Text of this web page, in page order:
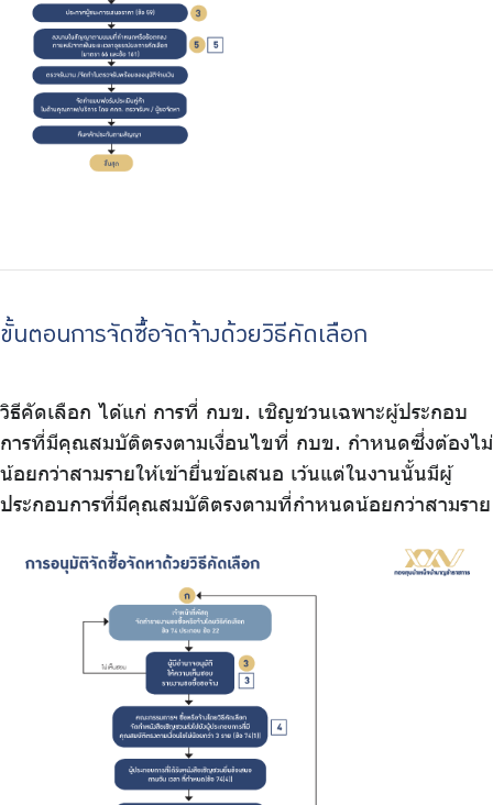
ขั้นตอนการจัดซื้อจัดจ้างด้วยวิธีคัดเลือก
วิธีคัดเลือก ได้แก่ การที่ กบข. เชิญชวนเฉพาะผู้ประกอบ
การที่มีคุณสมบัติตรงตามเงื่อนไขที่ กบข. กำหนดซึ่งต้องไม่
น้อยกว่าสามรายให้เข้ายื่นข้อเสนอ เว้นแต่ในงานนั้นมีผู้
ประกอบการที่มีคุณสมบัติตรงตามที่กำหนดน้อยกว่าสามราย